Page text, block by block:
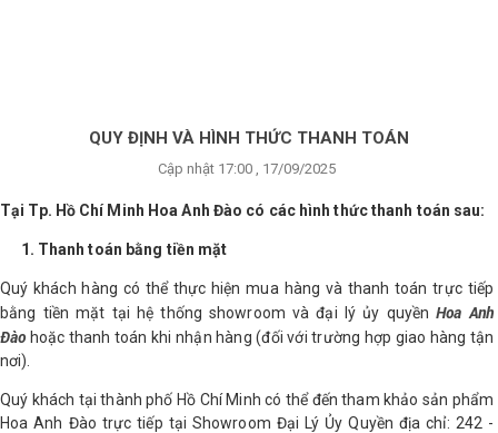
QUY ĐỊNH VÀ HÌNH THỨC THANH TOÁN
Cập nhật 17:00 , 17/09/2025
Tại Tp. Hồ Chí Minh Hoa Anh Đào có các hình thức thanh toán sau:
1. Thanh toán bằng tiền mặt
Quý khách hàng có thể thực hiện mua hàng và thanh toán trực tiếp
bằng tiền mặt tại hệ thống showroom và đại lý ủy quyềnHoa Anh
Đào hoặc thanh toán khi nhận hàng (đối với trường hợp giao hàng tận
nơi).
Quý khách tại thành phố Hồ Chí Minh có thể đến tham khảo sản phẩm
Hoa Anh Đào trực tiếp tại Showroom Đại Lý Ủy Quyền địa chỉ: 242 -